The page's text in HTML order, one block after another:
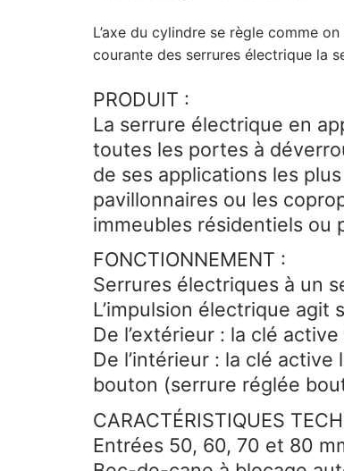
L’axe du cylindre se règle comme
courante des serrures électrique la
PRODUIT :
La serrure électrique en
toutes les portes à
de ses applications les
pavillonnaires ou les
immeubles résidentiels ou
FONCTIONNEMENT :
Serrures électriques à un
L’impulsion électrique
De l’extérieur : la clé
De l’intérieur : la clé
bouton (serrure réglée
CARACTÉRISTIQUES
Entrées 50, 60, 70 et 80